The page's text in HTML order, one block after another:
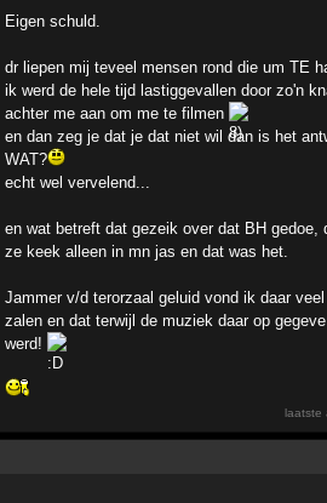
Eigen schuld.
dr liepen mij teveel mensen rond die um TE
ik werd de hele tijd lastiggevallen door zo'n
achter me aan om me te filmen
en dan zeg je dat je dat niet wil dan is het
WAT?
echt wel vervelend...
en wat betreft dat gezeik over dat BH
ze keek alleen in mn jas en dat was het.
Jammer v/d terorzaal geluid vond ik daar
zalen en dat terwijl de muziek daar op
werd!
laatste